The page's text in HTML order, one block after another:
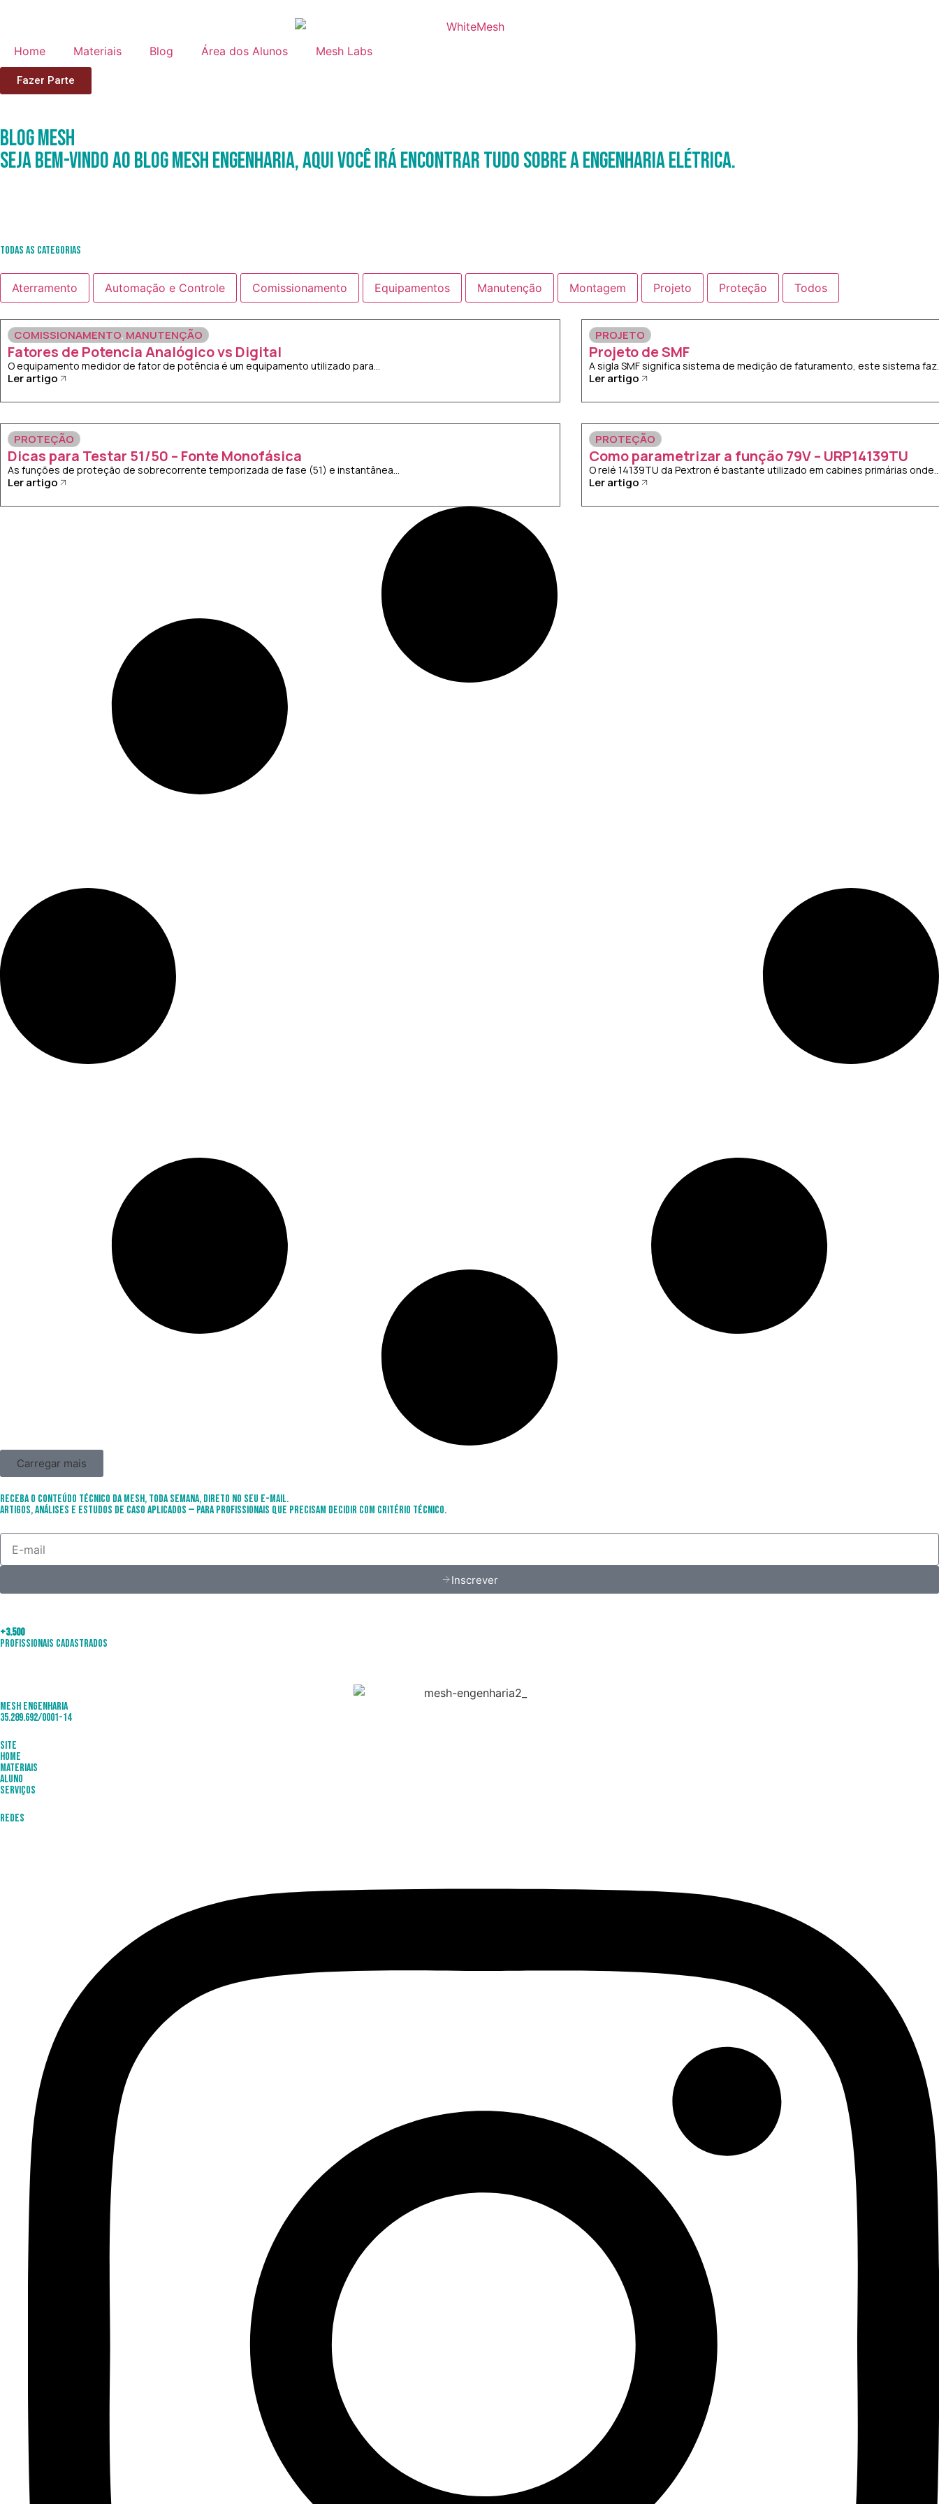
Home Materiais Blog Área dos Alunos Mesh Labs
Fazer Parte
BlogMesh
Seja Bem-Vindo ao Blog Mesh Engenharia, aqui você irá encontrar tudo sobre a Engenharia Elétrica.
Todas as Categorias
Aterramento Automação e Controle Comissionamento Equipamentos Manutenção Montagem Projeto Proteção Todos
COMISSIONAMENTO, MANUTENÇÃO
Fatores de Potencia Analógico vs Digital
O equipamento medidor de fator de potência é um equipamento utilizado para...
Ler artigo
PROJETO
Projeto de SMF
A sigla SMF significa sistema de medição de faturamento, este sistema
Ler artigo
PROTEÇÃO
Dicas para Testar 51/50 – Fonte Monofásica
As funções de proteção de sobrecorrente temporizada de fase (51) e instantânea...
Ler artigo
PROTEÇÃO
Como parametrizar a função 79V – URP14139TU
O relé 14139TU da Pextron é bastante utilizado em cabines primárias
Ler artigo
Carregar mais
Receba o conteúdo técnico da Mesh, toda semana, direto no seu e-mail.
Artigos, análises e estudos de caso aplicados — para profissionais que precisam decidir com critério técnico.
Inscrever
+3.500
Profissionais Cadastrados
Mesh Engenharia
35.289.692/0001-14
Site
Home
Materiais
Aluno
Serviços
Redes